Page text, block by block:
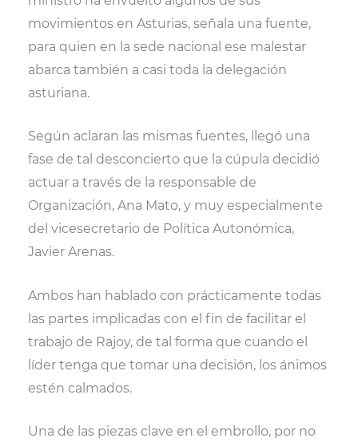
movimientos en Asturias, señala una fuente,
para quien en la sede nacional ese malestar
abarca también a casi toda la delegación
asturiana.
Según aclaran las mismas fuentes, llegó una
fase de tal desconcierto que la cúpula decidió
actuar a través de la responsable de
Organización, Ana Mato, y muy especialmente
del vicesecretario de Política Autonómica,
Javier Arenas.
Ambos han hablado con prácticamente todas
las partes implicadas con el fin de facilitar el
trabajo de Rajoy, de tal forma que cuando el
líder tenga que tomar una decisión, los ánimos
estén calmados.
Una de las piezas clave en el embrollo, por no